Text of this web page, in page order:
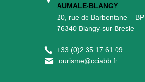
AUMALE-BLANGY
20, rue de Barbentane –
76340 Blangy-sur-Bresle
+33 (0)2 35 17 61 09
tourisme@cciabb.fr